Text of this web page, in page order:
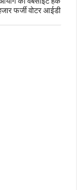
फर्जी वोटर आईडी